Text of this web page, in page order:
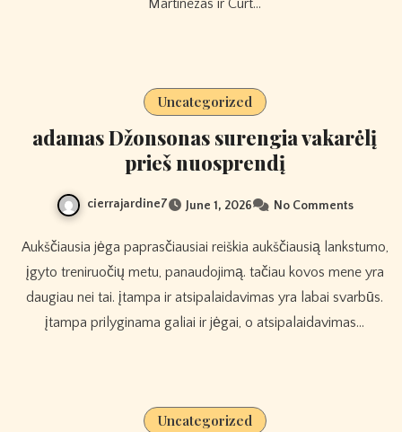
Martinezas ir Curt…
Uncategorized
adamas Džonsonas surengia vakarėlį
prieš nuosprendį
cierrajardine7 June 1, 2026 No Comments
Aukščiausia jėga paprasčiausiai reiškia aukščiausią lankstumo,
įgyto treniruočių metu, panaudojimą. tačiau kovos mene yra
daugiau nei tai. įtampa ir atsipalaidavimas yra labai svarbūs.
įtampa prilyginama galiai ir jėgai, o atsipalaidavimas…
Uncategorized